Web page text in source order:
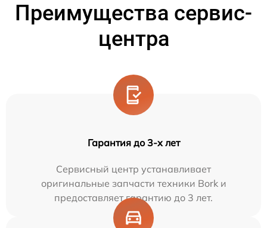
Преимущества сервис-
центра
Гарантия до 3-х лет
Сервисный центр устанавливает
оригинальные запчасти техники Bork и
предоставляет гарантию до 3 лет.